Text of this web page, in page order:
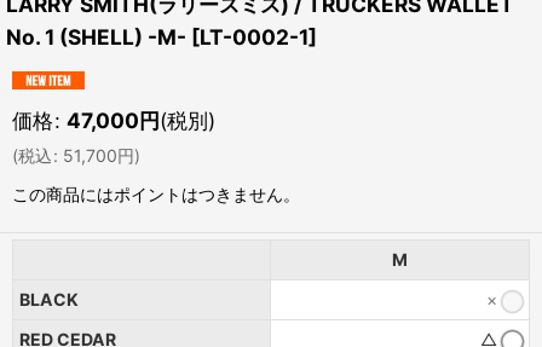
No. 1 (SHELL) -M- [LT-0002-1]
価格: 47,000円(税別)
(税込: 51,700円)
この商品にはポイントはつきません。
M
BLACK
×
RED CEDAR
△